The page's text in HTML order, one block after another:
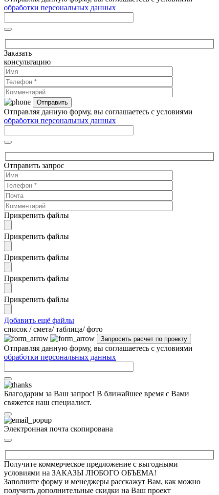
обработки персональных данных
Заказать
консультацию
Отправляя данную форму, вы соглашаетесь с условиями
обработки персональных данных
Отправить запрос
Прикрепить файлы
Прикрепить файлы
Прикрепить файлы
Прикрепить файлы
Прикрепить файлы
Добавить ещё файлы
cписок / смета/ таблица/ фото
Отправляя данную форму, вы соглашаетесь с условиями
обработки персональных данных
Благодарим за Ваш запрос! В ближайшее время с Вами
свяжется наш специалист.
Электронная почта скопирована
Получите коммерческое предложение с выгодными
условиями на ЗАКАЗЫ ЛЮБОГО ОБЪЕМА!
Заполните форму и менеджеры расскажут Вам, как можно
получить дополнительные скидки на Ваш проект